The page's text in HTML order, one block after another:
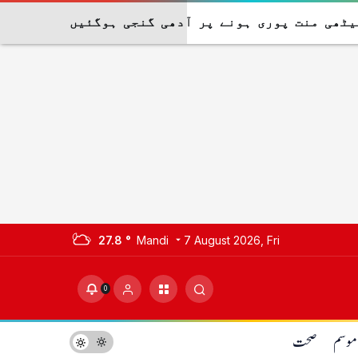
27.8 ° Mandi 7 August 2026, Fri
0
موسم صحت
شیٹھی منت پوری ہونے پر آدھی گنجی ہوگئیں